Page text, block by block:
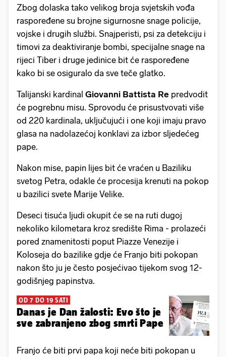
Zbog dolaska tako velikog broja svjetskih vođa
raspoređene su brojne sigurnosne snage policije,
vojske i drugih službi. Snajperisti, psi za detekciju i
timovi za deaktiviranje bombi, specijalne snage na
rijeci Tiber i druge jedinice bit će raspoređene
kako bi se osiguralo da sve teče glatko.
Talijanski kardinal Giovanni Battista Re predvodit
će pogrebnu misu. Sprovodu će prisustvovati više
od 220 kardinala, uključujući i one koji imaju pravo
glasa na nadolazećoj konklavi za izbor sljedećeg
pape.
Nakon mise, papin lijes bit će vraćen u Baziliku
svetog Petra, odakle će procesija krenuti na pokop
u bazilici svete Marije Velike.
Deseci tisuća ljudi okupit će se na ruti dugoj
nekoliko kilometara kroz središte Rima - prolazeći
pored znamenitosti poput Piazze Venezije i
Koloseja do bazilike gdje će Franjo biti pokopan
nakon što ju je često posjećivao tijekom svog 12-
godišnjeg papinstva.
OD 7 DO 19 SATI
Danas je Dan žalosti: Evo što je
sve zabranjeno zbog smrti Pape
Franjo će biti prvi papa koji neće biti pokopan u